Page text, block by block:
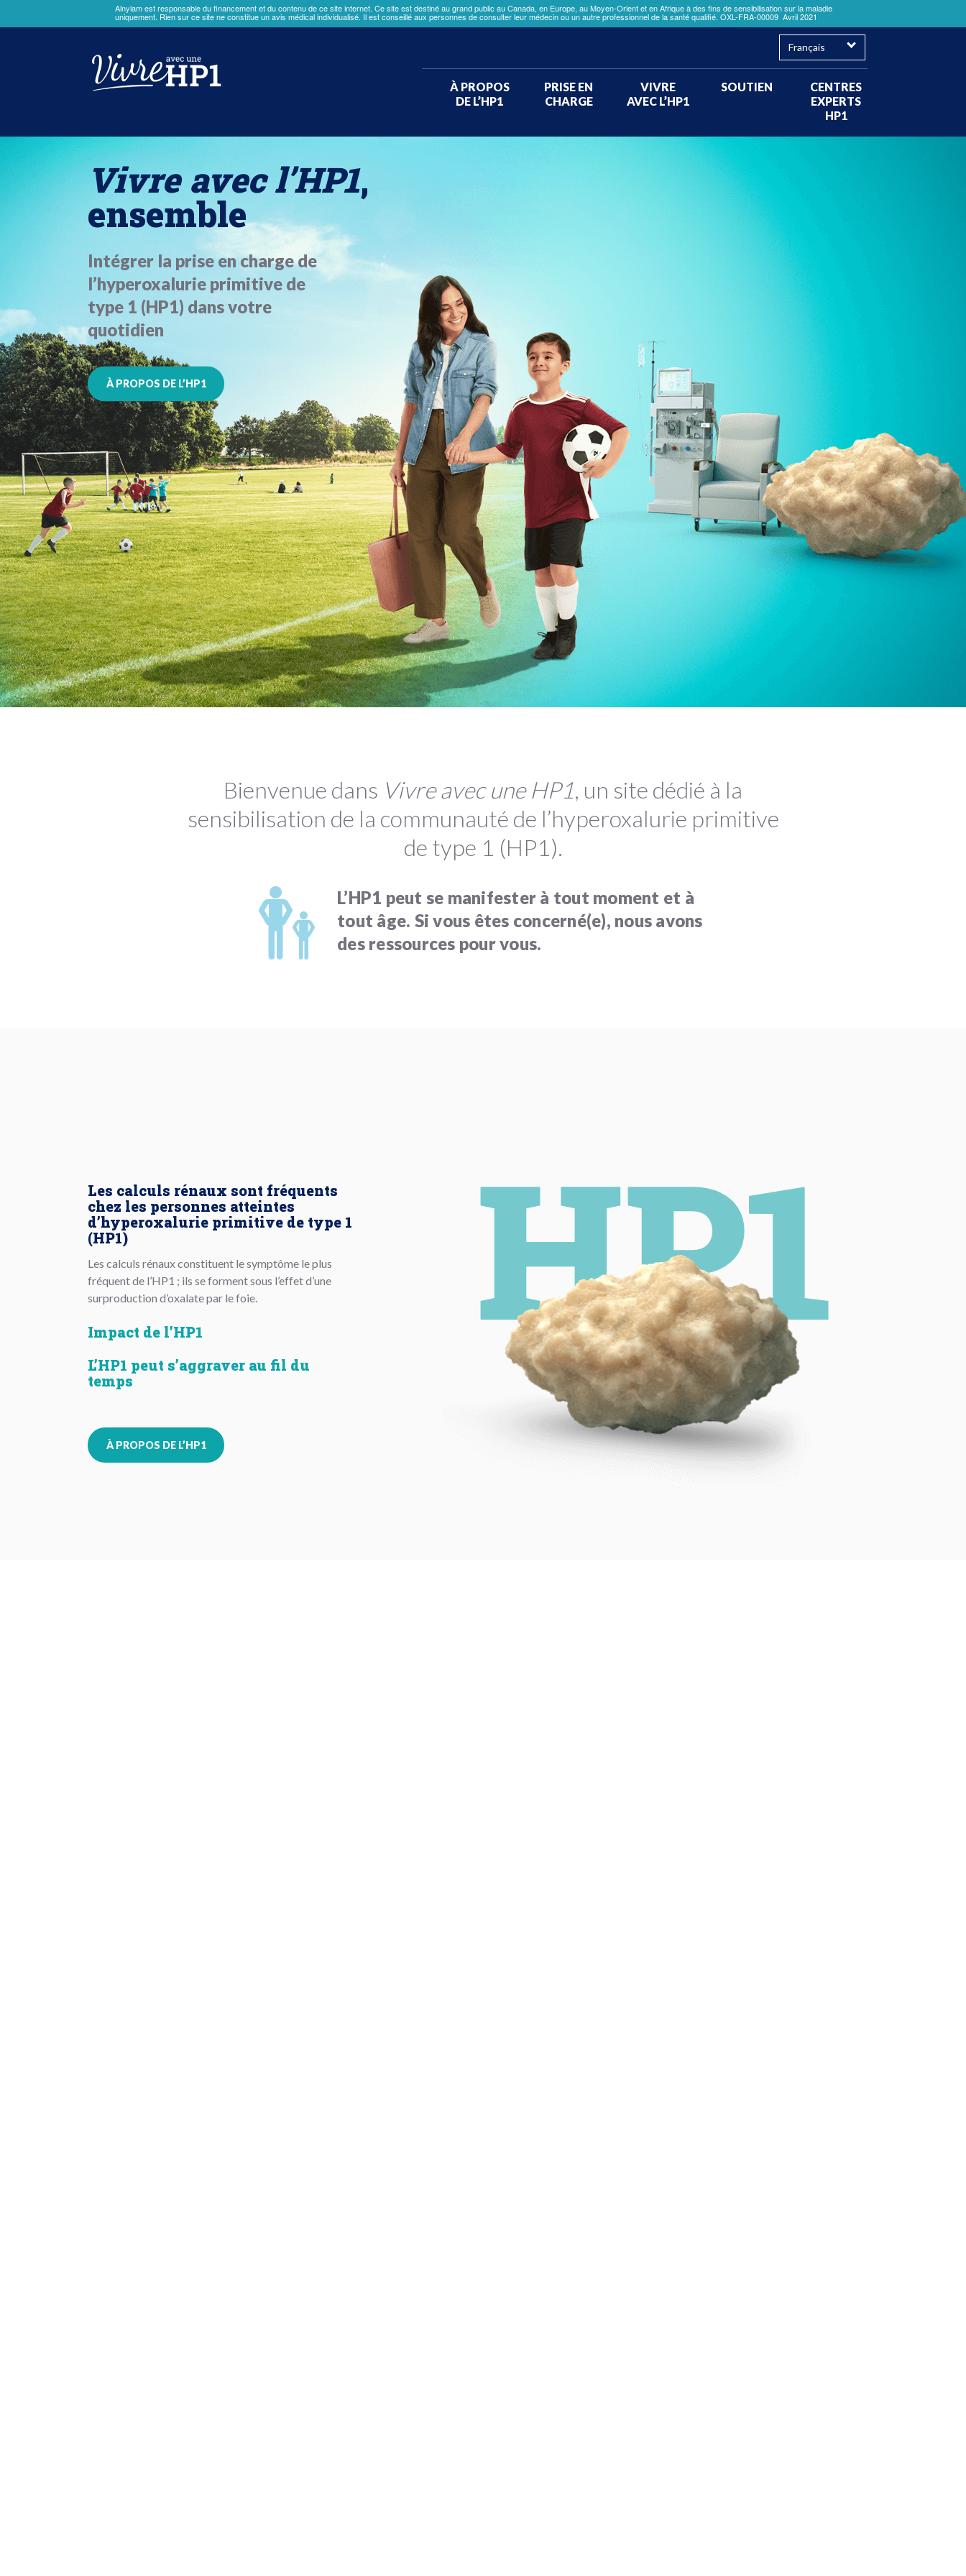
contenu
principal
Alnylam est responsable du financement et du contenu de ce site internet. Ce site est destiné au grand public au Canada, en Europe, au Moyen-Orient et en Afrique à des fins de sensibilisation sur la maladie
uniquement. Rien sur ce site ne constitue un avis médical individualisé. Il est conseillé aux personnes de consulter leur médecin ou un autre professionnel de la santé qualifié. OXL-FRA-00009 Avril 2021
Select
your
À PROPOS
DE L’HP1
PRISE EN
CHARGE
VIVRE
AVEC L’HP1
SOUTIEN
CENTRES
EXPERTS
HP1
Vivre avec l’HP1,
ensemble
Intégrer la prise en charge de
l’hyperoxalurie primitive de
type 1 (HP1) dans votre
quotidien
À PROPOS DE L’HP1
Bienvenue dans Vivre avec une HP1, un site dédié à la
sensibilisation de la communauté de l’hyperoxalurie primitive
de type 1 (HP1).
L’HP1 peut se manifester à tout moment et à
tout âge. Si vous êtes concerné(e), nous avons
des ressources pour vous.
Les calculs rénaux sont fréquents
chez les personnes atteintes
d’hyperoxalurie primitive de type 1
(HP1)
Les calculs rénaux constituent le symptôme le plus
fréquent de l’HP1 ; ils se forment sous l’effet d’une
surproduction d’oxalate par le foie.
Impact de l’HP1
L’HP1 peut s’aggraver au fil du
temps
À PROPOS DE L’HP1
×
Pourrait-il s'agir d'une
hyperoxalurie primitive
de type 1 (HP1) ?
Répondez à ce questionnaire rapide pour
savoir si vous devriez faire un test de
dépistage de l’HP1.
COMMENCER LE
QUESTIONNAIRE